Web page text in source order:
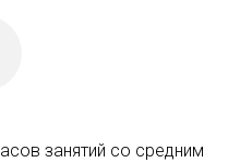
занятий со средним